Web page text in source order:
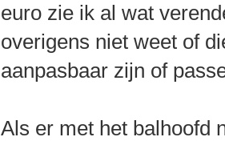
euro zie ik al wat
overigens niet weet of
aanpasbaar zijn of
Als er met het balhoofd